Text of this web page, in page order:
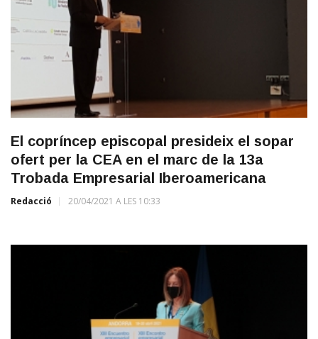
El copríncep episcopal presideix el sopar
ofert per la CEA en el marc de la 13a
Trobada Empresarial Iberoamericana
Redacció 20/04/2021 A LES 10:33